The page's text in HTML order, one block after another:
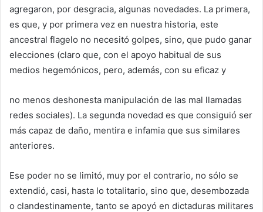
agregaron, por desgracia, algunas novedades. La primera,
es que, y por primera vez en nuestra historia, este
ancestral flagelo no necesitó golpes, sino, que pudo ganar
elecciones (claro que, con el apoyo habitual de sus
medios hegemónicos, pero, además, con su eficaz y
no menos deshonesta manipulación de las mal llamadas
redes sociales). La segunda novedad es que consiguió ser
más capaz de daño, mentira e infamia que sus similares
anteriores.
Ese poder no se limitó, muy por el contrario, no sólo se
extendió, casi, hasta lo totalitario, sino que, desembozada
o clandestinamente, tanto se apoyó en dictaduras militares